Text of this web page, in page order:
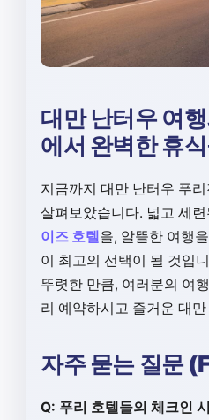
대만 난터우 여
에서 완벽한 휴
지금까지 대만 난터우 푸
살펴보았습니다. 넓고 세
이즈 호텔을, 알뜰한 여행
이 최고의 선택이 될 것입
뚜렷한 만큼, 여러분의 여
리 예약하시고 즐거운 대
자주 묻는 질문
Q: 푸리 호텔들의 체크인